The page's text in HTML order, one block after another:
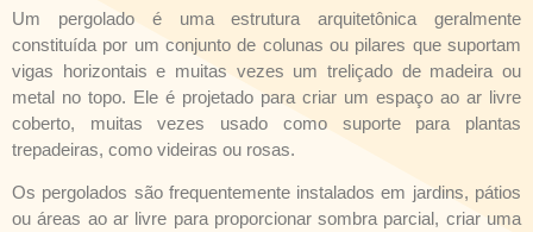
Um pergolado é uma estrutura arquitetônica geralmente
constituída por um conjunto de colunas ou pilares que suportam
vigas horizontais e muitas vezes um treliçado de madeira ou
metal no topo. Ele é projetado para criar um espaço ao ar livre
coberto, muitas vezes usado como suporte para plantas
trepadeiras, como videiras ou rosas.
Os pergolados são frequentemente instalados em jardins, pátios
ou áreas ao ar livre para proporcionar sombra parcial, criar uma